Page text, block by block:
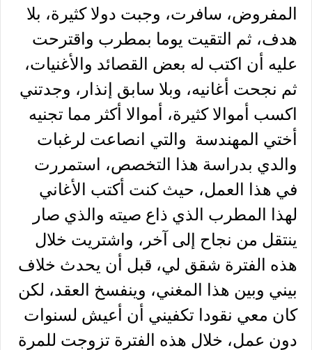
المفروض، سافرت، وجبت دولا كثيرة، بلا
هدف، ثم التقيت يوما بمطرب واقترحت
عليه أن اكتب له بعض القصائد والأغنيات،
ثم نجحت أغانيه، وبلا سابق إنذار، وجدتني
اكسب أموالا كثيرة، أموالا أكثر مما تجنيه
أختي المهندسة والتي انصاعت لرغبات
والدي بدراسة هذا التخصص، استمررت
في هذا العمل، حيث كنت أكتب الأغاني
لهذا المطرب الذي ذاع صيته والذي صار
ينتقل من نجاح إلى آخر، واشتريت خلال
هذه الفترة شقق لي، قبل أن يحدث خلاف
بيني وبين هذا المغني، وينفسخ العقد، لكن
كان معي نقودا تكفيني أن أعيش لسنوات
دون عمل، خلال هذه الفترة تزوجت للمرة